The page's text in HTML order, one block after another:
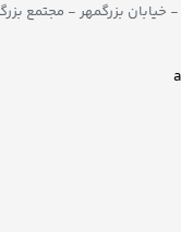
بزرگمهر - مجتمع بزرگمهر -